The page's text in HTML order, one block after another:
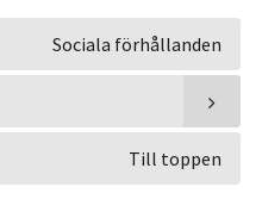
Sociala förhållanden
Till toppen